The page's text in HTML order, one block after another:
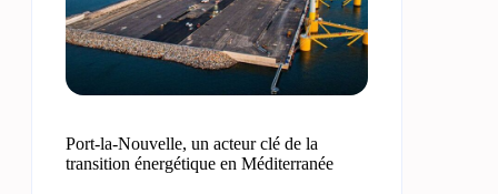
Port-la-Nouvelle, un acteur clé de la
transition énergétique en Méditerranée